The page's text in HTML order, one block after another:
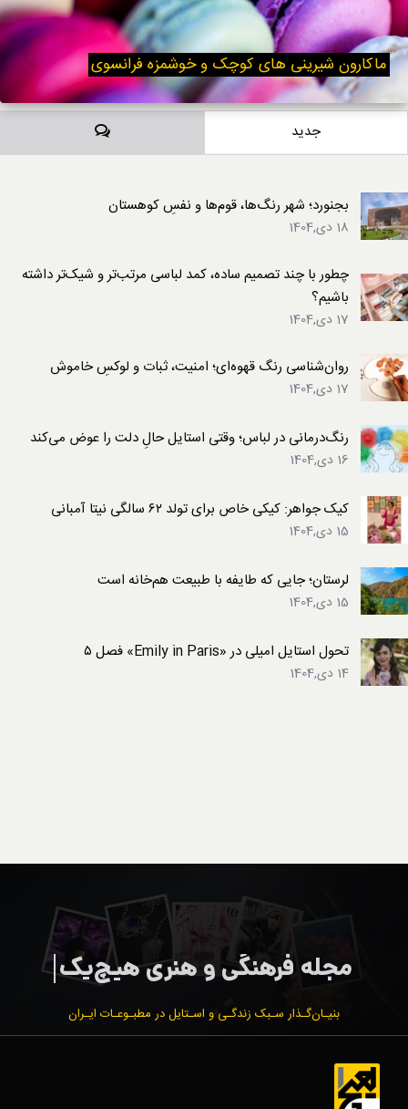
ماکارون شیرینی های کوچک و خوشمزه فرانسوی
جدید دیدگاه‌ها
بجنورد؛ شهر رنگ‌ها، قوم‌ها و نفسِ کوهستان
18 دی,1404
چطور با چند تصمیم ساده، کمد لباسی مرتب‌تر و شیک‌تر داشته
باشیم؟
17 دی,1404
روان‌شناسی رنگ قهوه‌ای؛ امنیت، ثبات و لوکسِ خاموش
17 دی,1404
رنگ‌درمانی در لباس؛ وقتی استایل حالِ دلت را عوض می‌کند
16 دی,1404
کیک جواهر: کیکی خاص برای تولد ۶۲ سالگی نیتا آمبانی
15 دی,1404
لرستان؛ جایی که طایفه با طبیعت هم‌خانه است
15 دی,1404
تحول استایل امیلی در «Emily in Paris» فصل ۵
14 دی,1404
بنیـان‌گـذار سـبک زندگـی و اسـتایل در مطبـوعـات ایـران